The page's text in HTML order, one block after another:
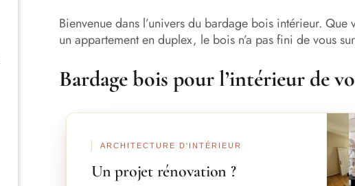
Bienvenue dans l’univers du bardage bois intérieur.
un appartement en duplex, le bois n’a pas fini de vous
Bardage bois pour l’intérieur de
ARCHITECTURE D'INTÉRIEUR
Un projet rénovation ?